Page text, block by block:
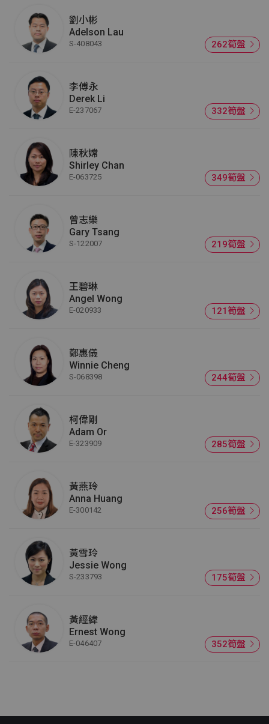
劉小彬
Adelson Lau
S-408043 262筍盤
李傅永
Derek Li
E-237067 332筍盤
陳秋嫦
Shirley Chan
E-063725 349筍盤
曾志樂
Gary Tsang
S-122007 219筍盤
王碧琳
Angel Wong
E-020933 121筍盤
鄭惠儀
Winnie Cheng
S-068398 244筍盤
柯偉剛
Adam Or
E-323909 285筍盤
黃燕玲
Anna Huang
E-300142 256筍盤
黃雪玲
Jessie Wong
S-233793 175筍盤
黃經緯
Ernest Wong
E-046407 352筍盤